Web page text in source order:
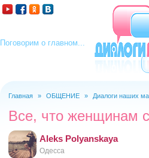
Поговорим о главном...
Главная » ОБЩЕНИЕ » Диалоги наших
Все, что женщинам
Aleks Polyanskaya
Одесса